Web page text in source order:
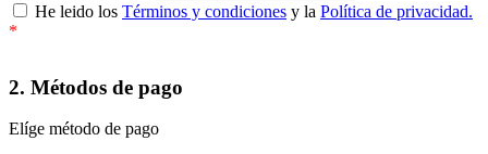
He leido los Términos y condiciones y la Política de privacidad.
*
2. Métodos de pago
Elíge método de pago